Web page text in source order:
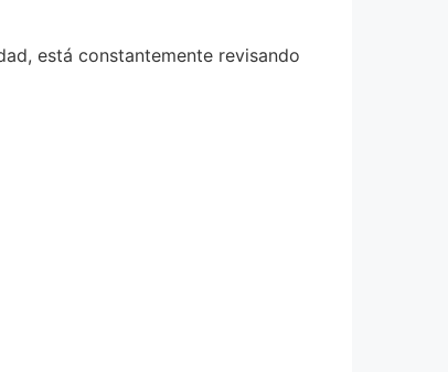
está constantemente revisando